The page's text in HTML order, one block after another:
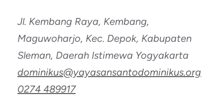
Jl. Kembang Raya, Kembang,
Maguwoharjo, Kec. Depok, Kabupaten
Sleman, Daerah Istimewa Yogyakarta
dominikus@yayasansantodominikus.org
0274 489917